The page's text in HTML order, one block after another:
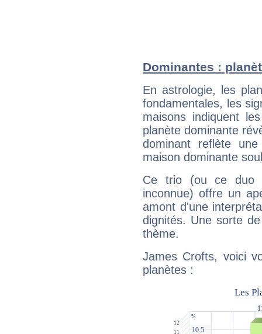
Dominantes :
En astrologie, les
fondamentales, les
maisons indiquent
planète dominante
dominant reflète
maison dominante
Ce trio (ou ce duo
inconnue) offre un
amont d'une
dignités. Une sorte
thème.
James Crofts, voici
planètes :